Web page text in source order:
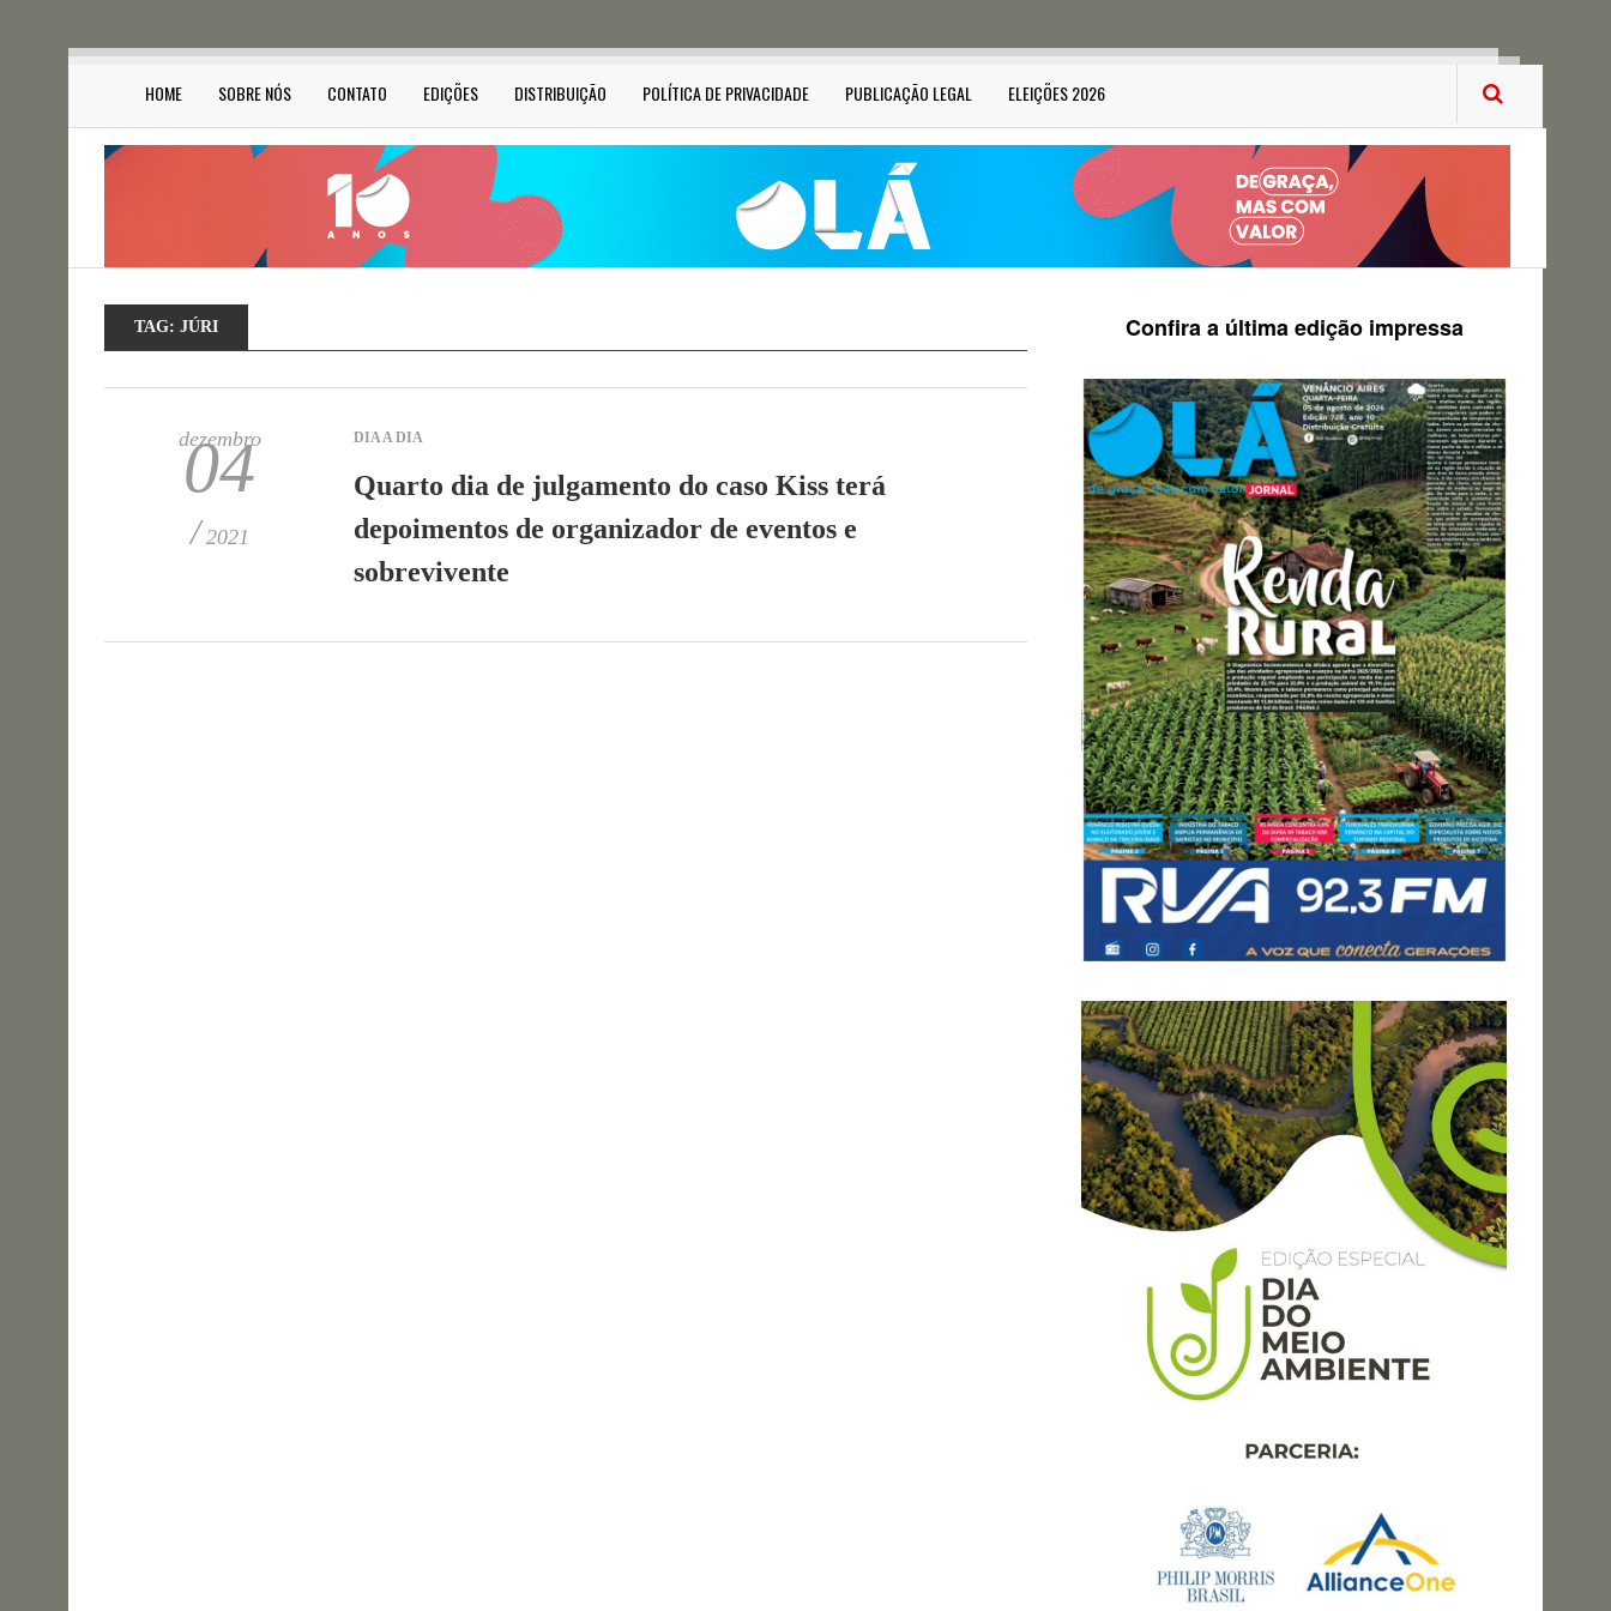
HOME SOBRE NÓS CONTATO EDIÇÕES DISTRIBUIÇÃO POLÍTICA DE PRIVACIDADE PUBLICAÇÃO LEGAL ELEIÇÕES 2026
TAG: JÚRI
dezembro
04
/ 2021
DIA A DIA
Quarto dia de julgamento do caso Kiss terá
depoimentos de organizador de eventos e
sobrevivente
Confira a última edição impressa